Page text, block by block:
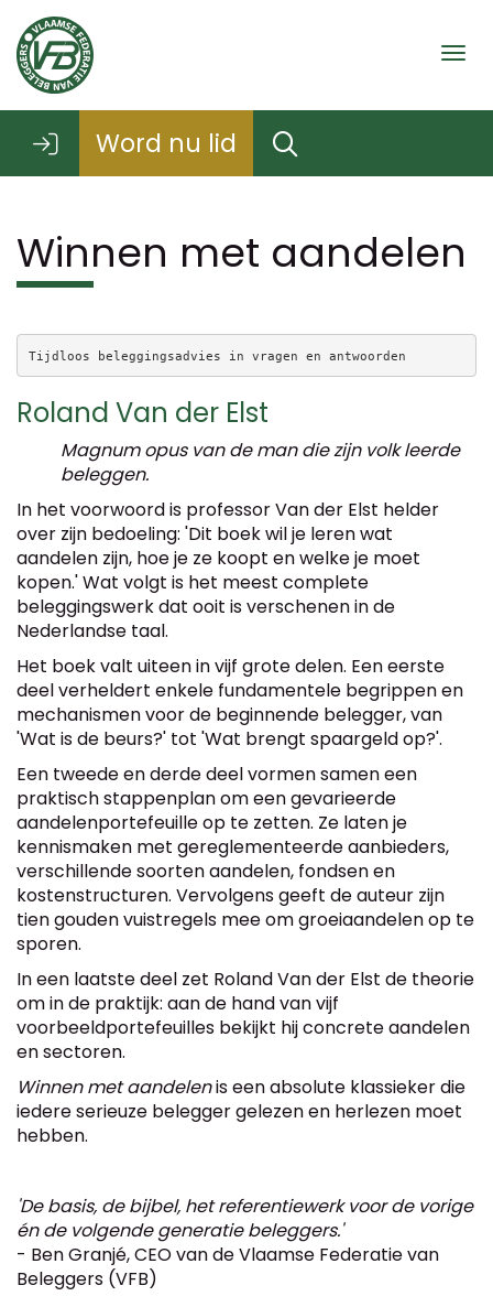
Word nu lid
Winnen met aandelen
Tijdloos beleggingsadvies in vragen en antwoorden
Roland Van der Elst
Magnum opus van de man die zijn volk leerde
beleggen.
In het voorwoord is professor Van der Elst helder
over zijn bedoeling: 'Dit boek wil je leren wat
aandelen zijn, hoe je ze koopt en welke je moet
kopen.' Wat volgt is het meest complete
beleggingswerk dat ooit is verschenen in de
Nederlandse taal.
Het boek valt uiteen in vijf grote delen. Een eerste
deel verheldert enkele fundamentele begrippen en
mechanismen voor de beginnende belegger, van
'Wat is de beurs?' tot 'Wat brengt spaargeld op?'.
Een tweede en derde deel vormen samen een
praktisch stappenplan om een gevarieerde
aandelenportefeuille op te zetten. Ze laten je
kennismaken met gereglementeerde aanbieders,
verschillende soorten aandelen, fondsen en
kostenstructuren. Vervolgens geeft de auteur zijn
tien gouden vuistregels mee om groeiaandelen op te
sporen.
In een laatste deel zet Roland Van der Elst de theorie
om in de praktijk: aan de hand van vijf
voorbeeldportefeuilles bekijkt hij concrete aandelen
en sectoren.
Winnen met aandelenis een absolute klassieker die
iedere serieuze belegger gelezen en herlezen moet
hebben.
'De basis, de bijbel, het referentiewerk voor de vorige
én de volgende generatie beleggers.'
- Ben Granjé, CEO van de Vlaamse Federatie van
Beleggers (VFB)